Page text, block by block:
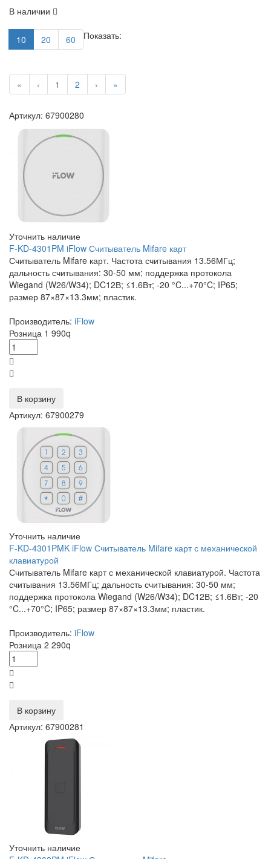
В наличии
Показать:
10 20 60
« ‹ 1 2 › »
Артикул: 67900280
Уточнить наличие
F-KD-4301PM iFlow Считыватель Mifare карт
Считыватель Mifare карт. Частота считывания 13.56МГц;
дальность считывания: 30-50 мм; поддержка протокола
Wiegand (W26/W34); DC12В; ≤1.6Вт; -20 °C...+70°C; IP65;
размер 87×87×13.3мм; пластик.
Производитель: iFlow
Розница 1 990q
В корзину
Артикул: 67900279
Уточнить наличие
F-KD-4301PMK iFlow Считыватель Mifare карт с механической
клавиатурой
Считыватель Mifare карт с механической клавиатурой. Частота
считывания 13.56МГц; дальность считывания: 30-50 мм;
поддержка протокола Wiegand (W26/W34); DC12В; ≤1.6Вт; -20
°C...+70°C; IP65; размер 87×87×13.3мм; пластик.
Производитель: iFlow
Розница 2 290q
В корзину
Артикул: 67900281
Уточнить наличие